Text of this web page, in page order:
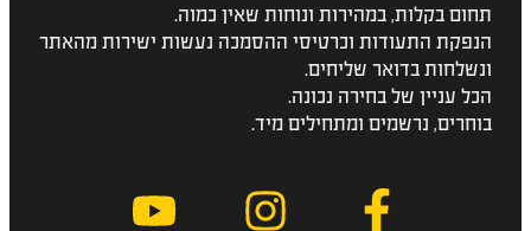
תחום בקלות, במהירות ונוחות שאין כמוה.
הנפקת התעודות וכרטיסי ההסמכה נעשות ישירות מהאתר
ונשלחות בדואר שליחים.
הכל עניין של בחירה נכונה.
בוחרים, נרשמים ומתחילים מיד.